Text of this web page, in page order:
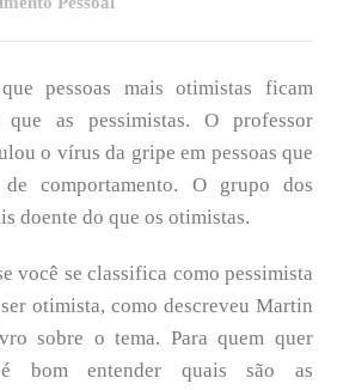
pessoas mais otimistas ficam
as pessimistas. O professor
o vírus da gripe em pessoas que
comportamento. O grupo dos
doente do que os otimistas.
você se classifica como pessimista
otimista, como descreveu Martin
sobre o tema. Para quem quer
bom entender quais são as